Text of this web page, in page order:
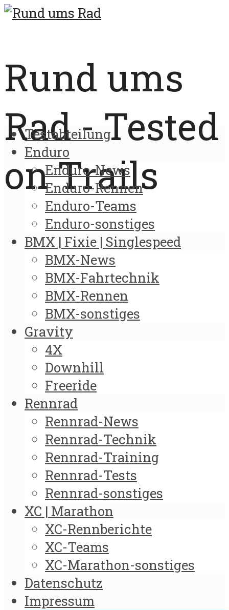
Rund ums
Rad - Tested
on Trails
Testabteilung
Enduro
Enduro-News
Enduro-Rennen
Enduro-Teams
Enduro-sonstiges
BMX | Fixie | Singlespeed
BMX-News
BMX-Fahrtechnik
BMX-Rennen
BMX-sonstiges
Gravity
4X
Downhill
Freeride
Rennrad
Rennrad-News
Rennrad-Technik
Rennrad-Training
Rennrad-Tests
Rennrad-sonstiges
XC | Marathon
XC-Rennberichte
XC-Teams
XC-Marathon-sonstiges
Datenschutz
Impressum